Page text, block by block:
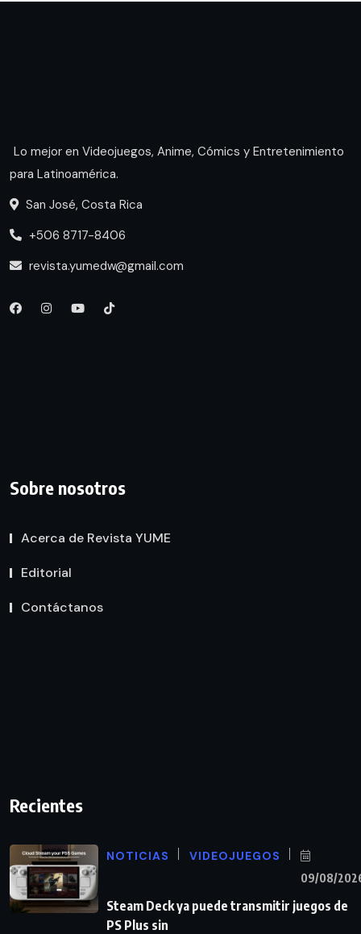
Lo mejor en Videojuegos, Anime, Cómics y Entretenimiento
para Latinoamérica.
San José, Costa Rica
+506 8717-8406
revista.yumedw@gmail.com
Sobre nosotros
Acerca de Revista YUME
Editorial
Contáctanos
Recientes
NOTICIAS VIDEOJUEGOS
09/08/
Steam Deck ya puede transmitir juegos de
PS Plus sin